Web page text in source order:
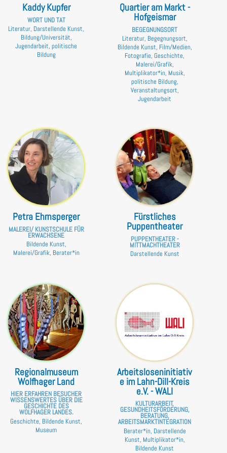
Kaddy Kupfer
WORT UND TAT
Literatur, Darstellende Kunst,
Bildung/Universität,
Jugendarbeit, politische
Bildung
Quartier am Markt -
Hofgeismar
BEGEGNUNGSORT
Literatur, Begegnungsort,
Bildende Kunst, Film/Medien,
Fotografie, Geschichte,
Malerei/Grafik,
Multiplikator*in, Musik,
politische Bildung,
Veranstaltungsort,
Jugendarbeit
Petra Ehrnsperger
MALEREI/ KUNSTSCHULE FÜR
ERWACHSENE
Bildende Kunst,
Malerei/Grafik, Berater*in
Fürstliches
Puppentheater
PUPPENTHEATER -
MITTMACHTHEATER
Darstellende Kunst
Regionalmuseum
Wolfhager Land
HIER ERFAHREN BESUCHER
WISSENSWERTES ÜBER DIE
GESCHICHTE DES
WOLFHAGER LANDES.
Geschichte, Bildende Kunst,
Museum
Arbeitsloseninitiativ
e im Lahn-Dill-Kreis
e.V. - WALI
KULTURARBEIT,
GESUNDHEITSFÖRDERUNG,
BERATUNG,
ARBEITSMARKTINTEGRATION
Berater*in, Darstellende
Kunst, Multiplikator*in,
Bildende Kunst